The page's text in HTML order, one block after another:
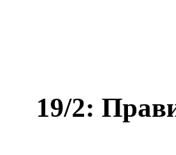
19/2: